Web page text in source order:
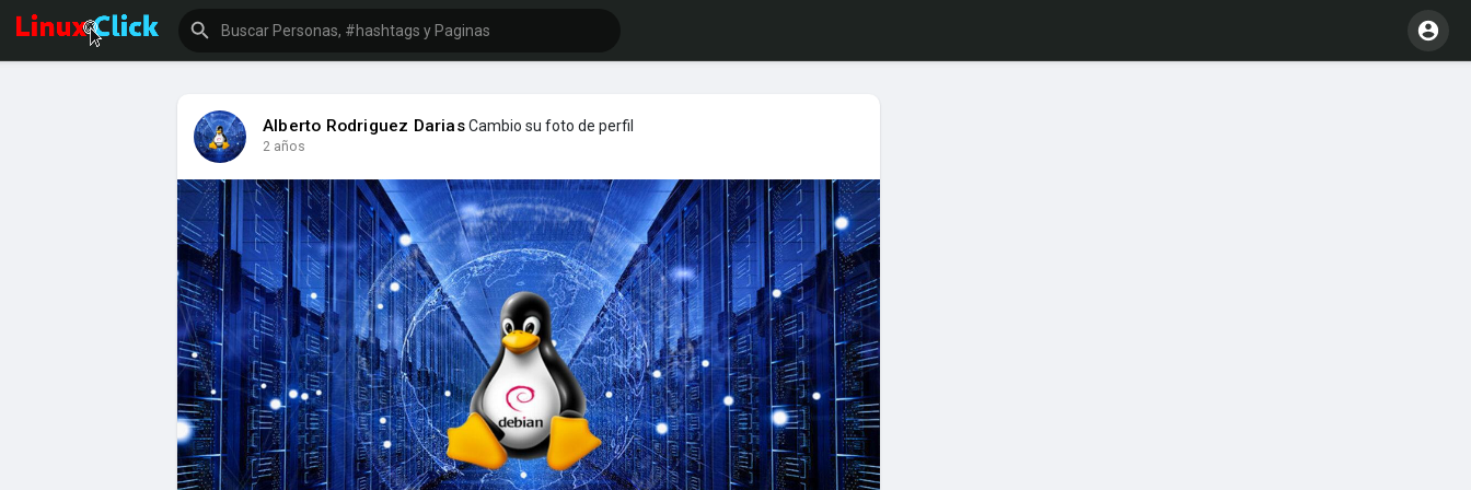
Alberto Rodriguez DariasCambio su foto de perfil
2 años